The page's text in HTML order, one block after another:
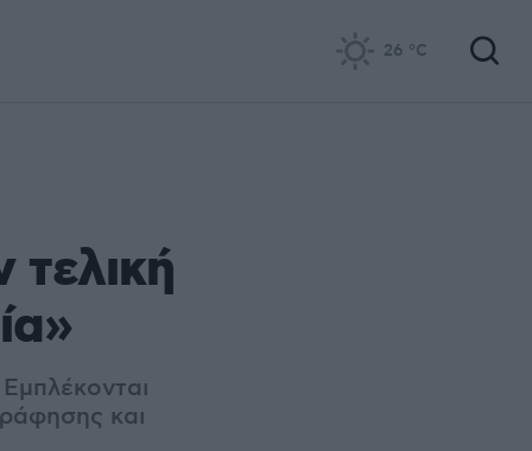
26 °C
και